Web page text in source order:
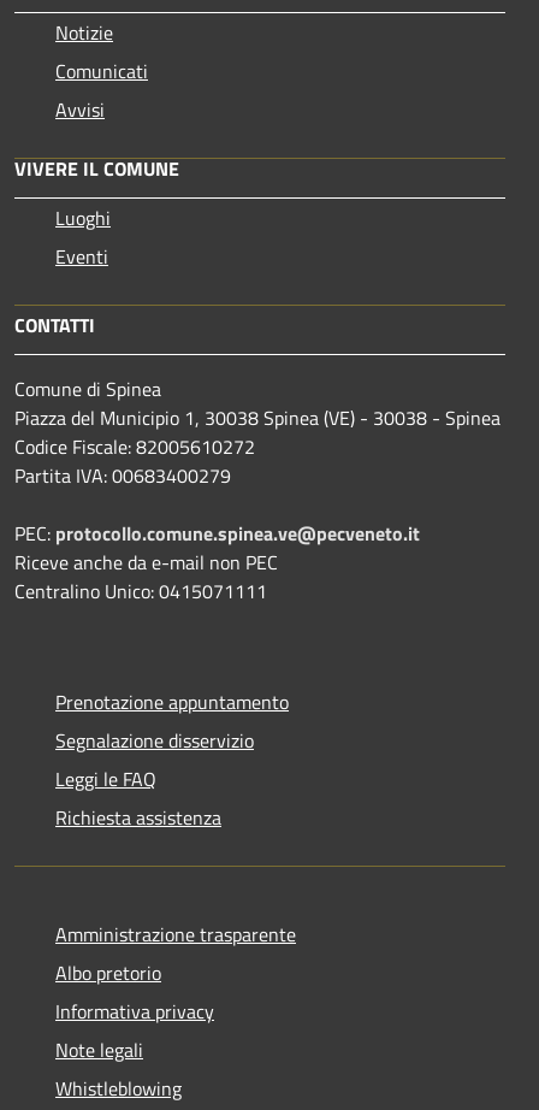
Notizie
Comunicati
Avvisi
VIVERE IL COMUNE
Luoghi
Eventi
CONTATTI
Comune di Spinea
Piazza del Municipio 1, 30038 Spinea (VE) - 30038 - Spinea
Codice Fiscale: 82005610272
Partita IVA: 00683400279
PEC: protocollo.comune.spinea.ve@pecveneto.it
Riceve anche da e-mail non PEC
Centralino Unico: 0415071111
Prenotazione appuntamento
Segnalazione disservizio
Leggi le FAQ
Richiesta assistenza
Amministrazione trasparente
Albo pretorio
Informativa privacy
Note legali
Whistleblowing